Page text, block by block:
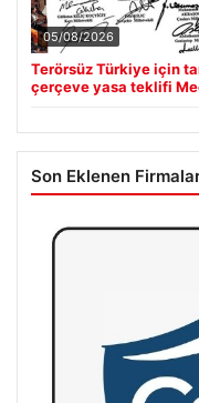
05/08/2026
Terörsüz Türkiye için
çerçeve yasa teklifi
Son Eklenen